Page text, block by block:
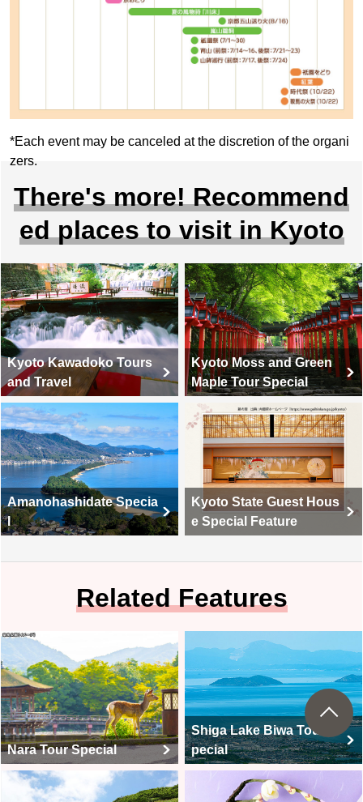
*Each event may be canceled at the discretion of the organi
zers.
There's more! Recommend
ed places to visit in Kyoto
Kyoto Kawadoko Tours
and Travel
Kyoto Moss and Green
Maple Tour Special
Amanohashidate Specia
l
Kyoto State Guest Hous
e Special Feature
Related Features
Nara Tour Special
Shiga Lake Biwa Tour S
pecial